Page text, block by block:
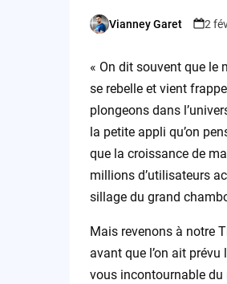
Posted
Vianney Garet 2
« On dit souvent que le
se rebelle et vient
plongeons dans
la petite appli qu’on
que la croissance de
millions d’utilisateurs
sillage du grand
Mais revenons à notre
avant que l’on ait prévu
vous incontournable du